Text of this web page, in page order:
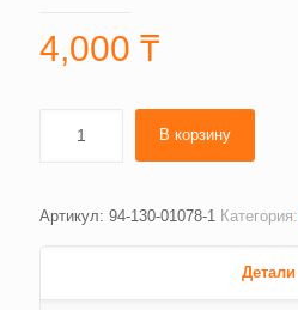
4,000 ₸
В корзину
Артикул: 94-130-01078-1 Категория:
Детали